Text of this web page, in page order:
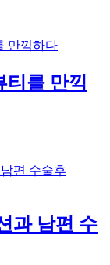
티를 만끽
과 남편 수